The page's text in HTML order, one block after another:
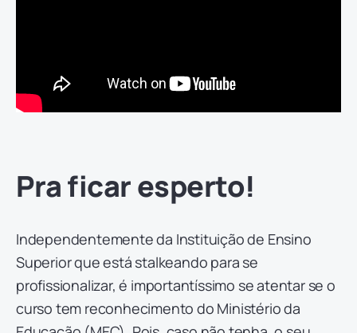
Pra ficar esperto!
Independentemente da Instituição de Ensino
Superior que está stalkeando para se
profissionalizar, é importantíssimo se atentar se o
curso tem reconhecimento do Ministério da